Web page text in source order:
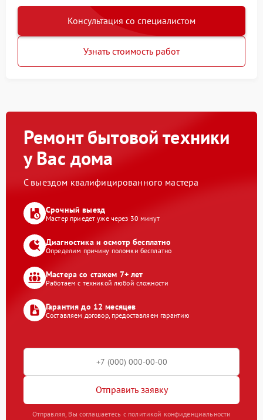
Консультация со специалистом
Узнать стоимость работ
Ремонт бытовой техники
у Вас дома
С выездом квалифицированного мастера
Срочный выезд
Мастер приедет уже через 30 минут
Диагностика и осмотр бесплатно
Определим причину поломки бесплатно
Мастера со стажем 7+ лет
Работаем с техникой любой сложности
Гарантия до 12 месяцев
Составляем договор, предоставляем гарантию
Отправить заявку
Отправляя, Вы соглашаетесь с политикой конфиденциальности